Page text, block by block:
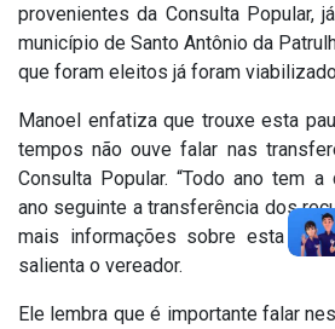
provenientes da Consulta Popular,
município de Santo Antônio da
que foram eleitos já foram
Manoel enfatiza que trouxe esta
tempos não ouve falar nas
Consulta Popular. “Todo ano tem
ano seguinte a transferência dos
mais informações sobre esta
salienta o vereador.
Ele lembra que é importante falar